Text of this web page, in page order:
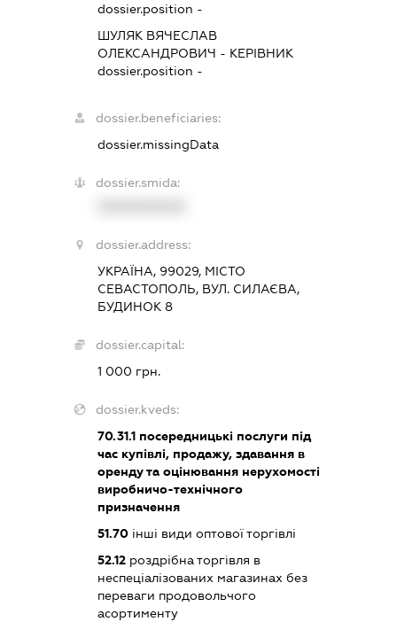
dossier.position -
ШУЛЯК ВЯЧЕСЛАВ
ОЛЕКСАНДРОВИЧ - КЕРІВНИК
dossier.position -
dossier.beneficiaries:
dossier.missingData
dossier.smida:
dossier.address:
УКРАЇНА, 99029, МІСТО
СЕВАСТОПОЛЬ, ВУЛ. СИЛАЄВА,
БУДИНОК 8
dossier.capital:
1 000 грн.
dossier.kveds:
70.31.1посередницькі послуги під
час купівлі, продажу, здавання в
оренду та оцінювання нерухомості
виробничо-технічного
призначення
51.70інші види оптової торгівлі
52.12роздрібна торгівля в
неспеціалізованих магазинах без
переваги продовольчого
асортименту